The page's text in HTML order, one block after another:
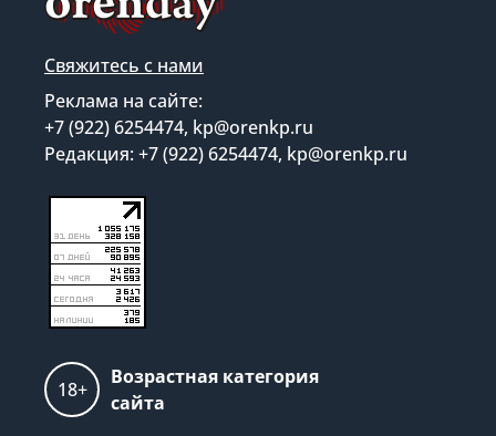
Свяжитесь с нами
Реклама на сайте:
+7 (922) 6254474, kp@orenkp.ru
Редакция: +7 (922) 6254474, kp@orenkp.ru
18+
Возрастная категория
сайта